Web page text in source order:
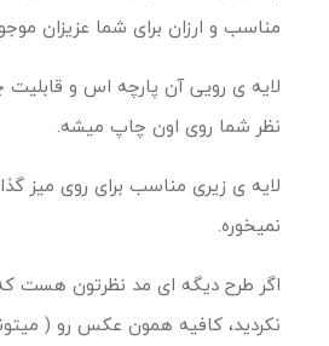
مناسب و ارزان برای شما عزیزان
لایه ی رویی آن پارچه اس و قابلیت
نظر شما روی اون چاپ میشه.
لایه ی زیری مناسب برای روی میز
نمیخوره.
اگر طرح دیگه ای مد نظرتون هست
نکردید، کافیه همون عکس رو (